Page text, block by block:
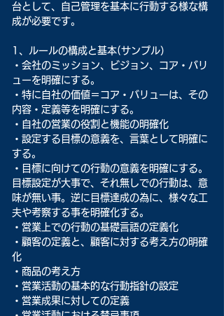
台として、自己管理を基本に行動する様な構
成が必要です。
1、ルールの構成と基本(サンプル）
・会社のミッション、ビジョン、コア・バリ
ューを明確にする。
・特に自社の価値＝コア・バリューは、その
内容・定義等を明確にする。
・自社の営業の役割と機能の明確化
・設定する目標の意義を、言葉として明確に
する。
・目標に向けての行動の意義を明確にする。
目標設定が大事で、それ無しでの行動は、意
味が無い事。逆に目標達成の為に、様々な工
夫や考察する事を明確化する。
・営業上での行動の基礎言語の定義化
・顧客の定義と、顧客に対する考え方の明確
化
・商品の考え方
・営業活動の基本的な行動指針の設定
・営業成果に対しての定義